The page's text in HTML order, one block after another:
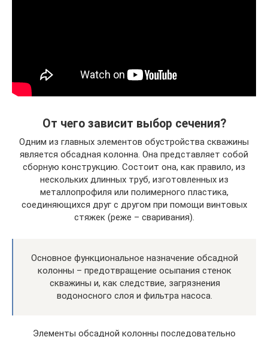
От чего зависит выбор сечения?
Одним из главных элементов обустройства скважины
является обсадная колонна. Она представляет собой
сборную конструкцию. Состоит она, как правило, из
нескольких длинных труб, изготовленных из
металлопрофиля или полимерного пластика,
соединяющихся друг с другом при помощи винтовых
стяжек (реже – сваривания).
Основное функциональное назначение обсадной
колонны – предотвращение осыпания стенок
скважины и, как следствие, загрязнения
водоносного слоя и фильтра насоса.
Элементы обсадной колонны последовательно